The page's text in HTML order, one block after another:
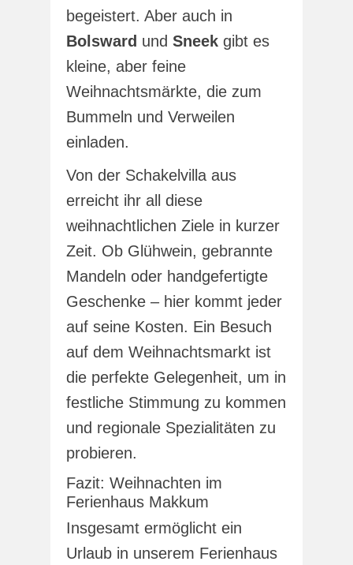
begeistert. Aber auch in
Bolsward und Sneek gibt es
kleine, aber feine
Weihnachtsmärkte, die zum
Bummeln und Verweilen
einladen.
Von der Schakelvilla aus
erreicht ihr all diese
weihnachtlichen Ziele in kurzer
Zeit. Ob Glühwein, gebrannte
Mandeln oder handgefertigte
Geschenke – hier kommt jeder
auf seine Kosten. Ein Besuch
auf dem Weihnachtsmarkt ist
die perfekte Gelegenheit, um in
festliche Stimmung zu kommen
und regionale Spezialitäten zu
probieren.
Fazit: Weihnachten im
Ferienhaus Makkum
Insgesamt ermöglicht ein
Urlaub in unserem Ferienhaus